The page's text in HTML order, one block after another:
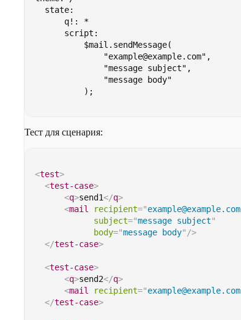
    state:
        q!: *
        script:
            $mail.sendMessage(
                "example@example.com",
                "message subject",
                "message body"
            );
Тест для сценария:
<test>
<test-case>
<q>send1</q>
<mail recipient="example@example.com
subject="message subject"
body="message body" />
</test-case>
<test-case>
<q>send2</q>
<mail recipient="example@example.com
</test-case>